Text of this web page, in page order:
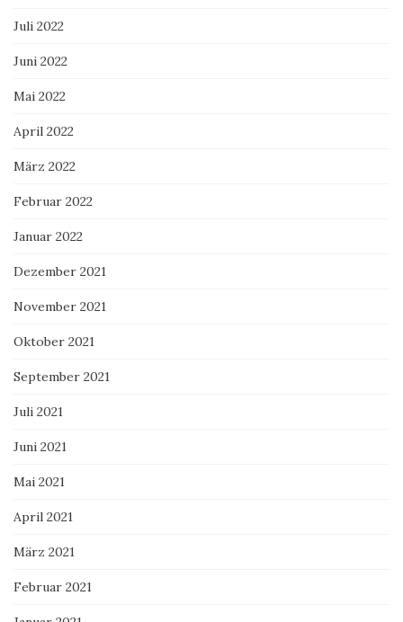
Juli 2022
Juni 2022
Mai 2022
April 2022
März 2022
Februar 2022
Januar 2022
Dezember 2021
November 2021
Oktober 2021
September 2021
Juli 2021
Juni 2021
Mai 2021
April 2021
März 2021
Februar 2021